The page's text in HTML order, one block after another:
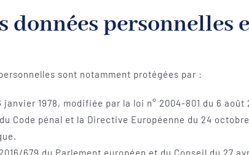
données personnelles
sont notamment protégées par :
janvier 1978, modifiée par la loi n° 2004-801 du 6
Code pénal et la Directive Européenne du 24
679 du Parlement européen et du Conseil du 27